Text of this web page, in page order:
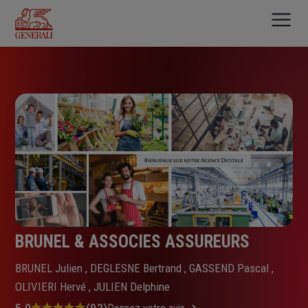
contenu
principal
BRUNEL & ASSOCIES ASSUREURS
BRUNEL Julien , DEGLESNE Bertrand , GASSEND Pascal ,
OLIVIERI Hervé , JULIEN Delphine